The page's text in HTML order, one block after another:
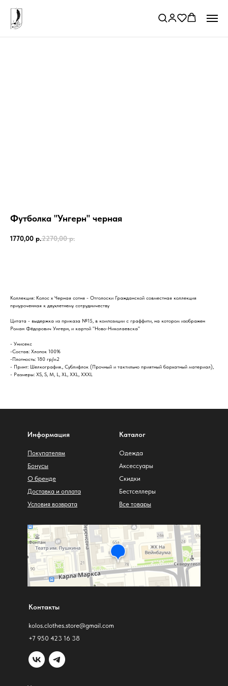
Футболка "Унгерн" черная
1770,00 р.2270,00 р.
Коллекция: Колос х Черная сотня - Отголоски Гражданской совместная коллекция
приуроченная к двухлетнему сотрудничеству
Цитата - выдержка из приказа №15, в композиции с граффити, на котором изображен
Роман Фёдорович Унгерн, и картой "Ново-Николаевска"
- Унисекс
-Состав: Хлопок 100%
-Плотность: 180 гр/м2
- Принт: Шелкография., Сублифлок (Прочный и тактильно приятный бархатный материал),
- Размеры: XS, S, M, L, XL, XXL, XXXL
+7 950 423 16 38
kolos.clothes.store@gmail.com
Контакты
Все товары
Бестселлеры
Скидки
Аксессуары
Одежда
Каталог
Условия возврата
Доставка и оплата
О бренде
Бонусы
Покупателям
Информация